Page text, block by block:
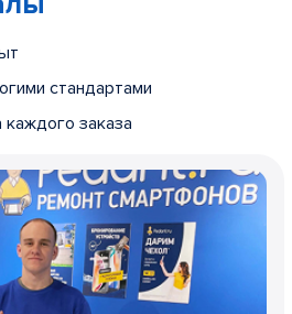
стандартами
каждого заказа